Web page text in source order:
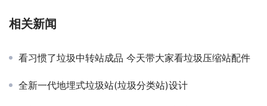
相关新闻
看习惯了垃圾中转站成品 今天带大家看垃圾压缩站配件
全新一代地埋式垃圾站(垃圾分类站)设计